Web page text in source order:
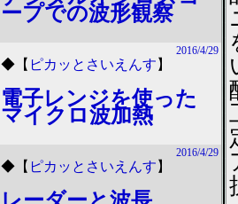
ープでの波形観察
2016/4/29
◆ 【 ピカッとさいえんす 】
電子レンジを使った
マイクロ波加熱
2016/4/29
◆ 【 ピカッとさいえんす 】